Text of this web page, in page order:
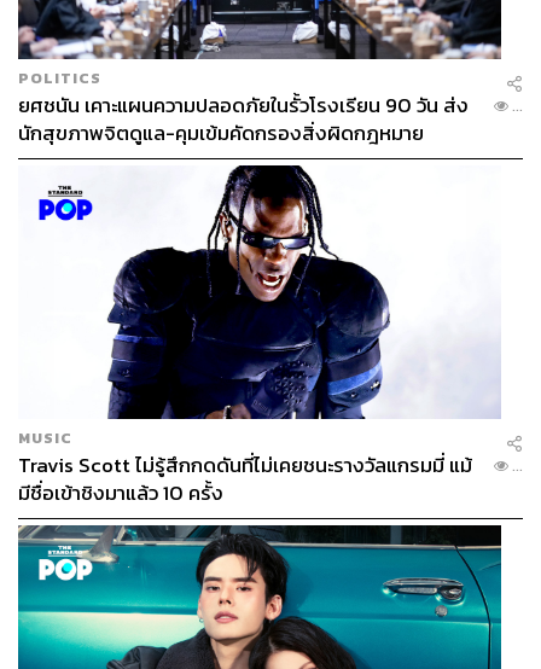
Santa Clarita Diet (Season 2, 10 EP.)
แนะนำสำหรับคนที่ชอบดูซีรีส์คอเมดี้เบาๆ ผ่อนคลายสมอง
แบบไม่ต้องคิดอะไรมาก Netflix ก็จัดให้ เรื่องราวว่าด้วย
ครอบครัวแสนสุขที่อยู่ดีๆ คุณแม่แสนสวยก็ติดเชื้อโรคที่
ทำให้เธอกลายเป็นซอมบี้หน้าใสที่กินได้แต่เนื้อ ซึ่งสามีและ
ลูกก็แสนดีที่เป็นธุระจัดการหา ‘อาหาร’ มาให้ และช่วยกัน
ปกปิดความลับนี้ไว้เป็นอย่างดี
เนื้อเรื่องหลักๆ มีเท่านี้เลยจริงๆ แต่ความสนุกอยู่ที่ความวาย
ป่วงที่เกิดขึ้นจากแผนการสวาปามคนที่เอาจริงๆ ก็ประหลาด
ไม่แพ้โรคที่คุณแม่เป็นเท่าไร รวมถึงมุกตลกหน้าตายที่บาง
อันก็อาจจะถึงขั้นเรียกได้ว่าหน้าด้าน (คำชม) ที่ดูแล้วคิดว่า
เฮ้ย จะเล่นกันแบบนี้จริงๆ เหรอ บวกกับการครีเอตเมนูเนื้อสด
เลือดสาดที่ดูแล้วสมจริง สะอิดสะเอียน แต่ก็ชวนขำไปพร้อมๆ
กัน ทั้ง 10 ตอนจะแบ่งการออกอากาศสั้นๆ ประมาณ 30 นาที
ทำให้ดูไปได้เรื่อยๆ ไม่กินพลังงานมากนัก และที่สำคัญ แค่ได้
นั่งดูการกลับมารับบทนำอีกครั้งของ ดรูว์ แบร์รีมอร์ ก็คุ้มแล้ว
ในภาคแรก เนื้อเรื่องไปจบตรงที่การพยายามหาทางรักษา
อาการป่วยของคุณแม่ แต่ดูเหมือนว่ามีแต่จะยิ่งหนักข้อขึ้นทุก
วัน โดยที่ยังไม่รู้ว่าจะรักษาได้ผลหรือเปล่า เพราะเราเองก็ยัง
ไม่ได้ดูเหมือนกัน แต่วางแผนไว้แล้วว่าจะหาคำตอบนั้นใน
ช่วงสงกรานต์นี้แน่นอน
POLITICS
ยศชนัน เคาะแผนความปลอดภัยในรั้วโรงเรียน 90 วัน ส่ง
นักสุขภาพจิตดูแล-คุมเข้มคัดกรองสิ่งผิดกฎหมาย
...
MUSIC
Travis Scott ไม่รู้สึกกดดันที่ไม่เคยชนะรางวัลแกรมมี่ แม้
มีชื่อเข้าชิงมาแล้ว 10 ครั้ง
...